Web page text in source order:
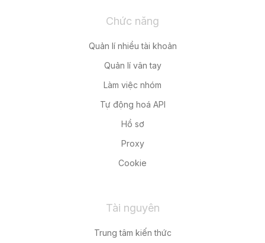
Chức năng
Quản lí nhiều tài khoản
Quản lí vân tay
Làm việc nhóm
Tự động hoá API
Hồ sơ
Proxy
Cookie
Tài nguyên
Trung tâm kiến thức